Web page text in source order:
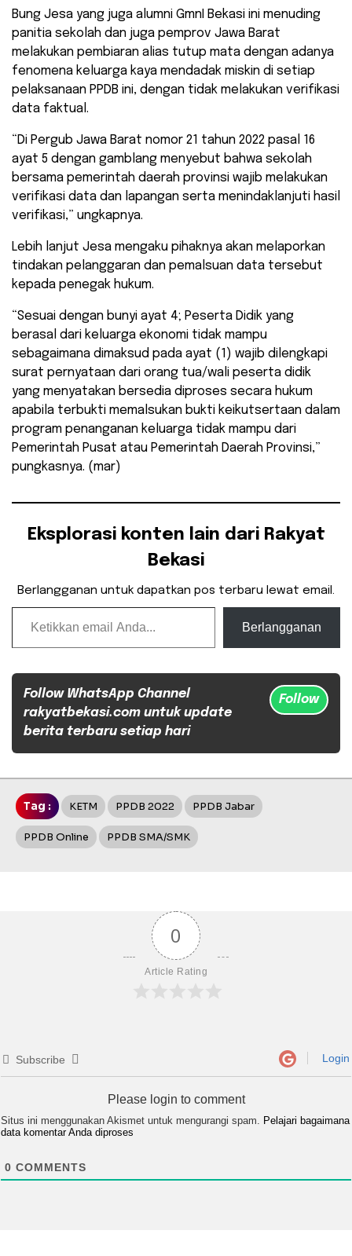
Bung Jesa yang juga alumni GmnI Bekasi ini menuding
panitia sekolah dan juga pemprov Jawa Barat
melakukan pembiaran alias tutup mata dengan adanya
fenomena keluarga kaya mendadak miskin di setiap
pelaksanaan PPDB ini, dengan tidak melakukan verifikasi
data faktual.
“Di Pergub Jawa Barat nomor 21 tahun 2022 pasal 16
ayat 5 dengan gamblang menyebut bahwa sekolah
bersama pemerintah daerah provinsi wajib melakukan
verifikasi data dan lapangan serta menindaklanjuti hasil
verifikasi,” ungkapnya.
Lebih lanjut Jesa mengaku pihaknya akan melaporkan
tindakan pelanggaran dan pemalsuan data tersebut
kepada penegak hukum.
“Sesuai dengan bunyi ayat 4; Peserta Didik yang
berasal dari keluarga ekonomi tidak mampu
sebagaimana dimaksud pada ayat (1) wajib dilengkapi
surat pernyataan dari orang tua/wali peserta didik
yang menyatakan bersedia diproses secara hukum
apabila terbukti memalsukan bukti keikutsertaan dalam
program penanganan keluarga tidak mampu dari
Pemerintah Pusat atau Pemerintah Daerah Provinsi,”
pungkasnya. (mar)
Eksplorasi konten lain dari Rakyat
Bekasi
Berlangganan untuk dapatkan pos terbaru lewat email.
Ketikkan email Anda...
Berlangganan
Follow WhatsApp Channel
rakyatbekasi.com untuk update
berita terbaru setiap hari
Follow
Tag : KETM PPDB 2022 PPDB Jabar
PPDB Online PPDB SMA/SMK
0
Article Rating
Subscribe Login
Please login to comment
Situs ini menggunakan Akismet untuk mengurangi spam. Pelajari bagaimana
data komentar Anda diproses
0 COMMENTS